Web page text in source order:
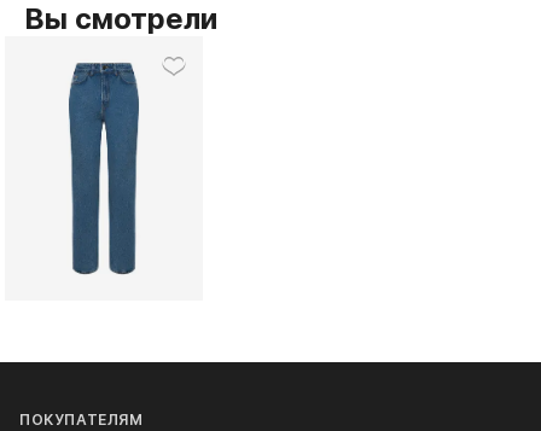
Вы смотрели
ПОКУПАТЕЛЯМ